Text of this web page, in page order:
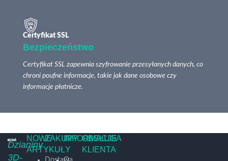
Certyfikat SSL
Bezpieczeństwo
Certyfikat SSL zapewnia szyfrowanie przesyłanych danych, co
chroni poufne informacje, takie jak dane osobowe czy
informacje płatnicze.
Dzianiny
3D-
NOWE
ARTYKUŁY
ZAKUPYINFORMACJE
OBSŁUGA
KLIENTA